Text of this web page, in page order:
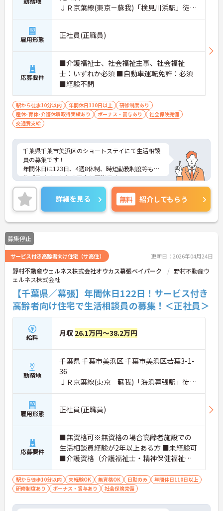
ＪＲ京葉線(東京－蘇我)「検見川浜駅」徒歩
4分
雇用形態 正社員(正職員)
応募要件
■介護福祉士、社会福祉主事、社会福祉
士：いずれか必須 ■自動車運転免許：必須
■経験不問
駅から徒歩10分以内 年間休日110日以上
研修制度あり
産休･育休･介護休暇取得実績あり
ボーナス・賞与あり
社会保険完備
交通費支給
千葉県千葉市美浜区のショートステイにて生活相談
員の募集です！
年間休日は123日、4週8休制、時短勤務制度等もあ
りプライベートとの両立も可能です。
ご興味のある方には、面接対策ポイントなどさらに
詳細をお話いたしますので、お気軽にご相談くださ
い。
詳細を見る 無料 紹介してもらう
募集停止
サービス付き高齢者向け住宅（サ高住） 更新日：2026年04月24日
野村不動産ウェルネス株式会社オウカス幕張ベイパーク
野村不動産ウ
ェルネス株式会社
【千葉県／幕張】年間休日122日！サービス付き
高齢者向け住宅で生活相談員の募集！＜正社員＞
給料 月収 26.1万円～38.2万円
勤務地
千葉県 千葉市美浜区 千葉市美浜区若葉3-1-
36
ＪＲ京葉線(東京－蘇我)「海浜幕張駅」徒歩
5分
雇用形態 正社員(正職員)
応募要件
■無資格可※無資格の場合高齢者施設での
生活相談員経験が2年以上ある方 ■未経験可
■介護資格（介護福祉士・精神保健福祉
士・社会福祉士・介護支援専門員・社会福
祉主事任用資格）・経験ある方は歓迎
駅から徒歩10分以内 未経験OK 無資格OK 日勤のみ
年間休日110日以上
研修制度あり
ボーナス・賞与あり 社会保険完備